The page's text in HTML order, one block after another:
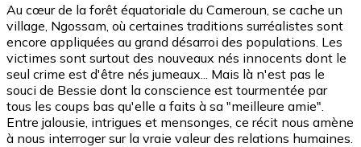
Au cœur de la forêt équatoriale du Cameroun, se cache un
village, Ngossam, où certaines traditions surréalistes sont
encore appliquées au grand désarroi des populations. Les
victimes sont surtout des nouveaux nés innocents dont le
seul crime est d'être nés jumeaux... Mais là n'est pas le
souci de Bessie dont la conscience est tourmentée par
tous les coups bas qu'elle a faits à sa "meilleure amie".
Entre jalousie, intrigues et mensonges, ce récit nous amène
à nous interroger sur la vraie valeur des relations humaines.